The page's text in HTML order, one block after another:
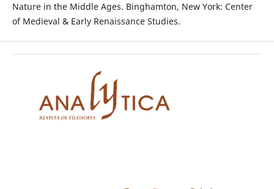
Nature in the Middle Ages. Binghamton, New York: Center
of Medieval & Early Renaissance Studies.